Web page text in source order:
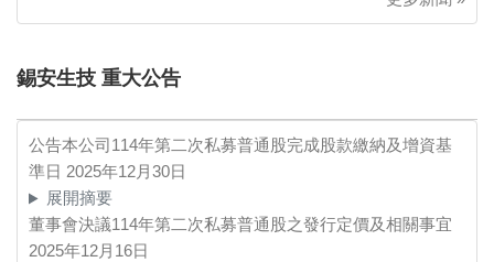
錫安生技 重大公告
公告本公司114年第二次私募普通股完成股款繳納及增資基
準日 2025年12月30日
展開摘要
董事會決議114年第二次私募普通股之發行定價及相關事宜
2025年12月16日